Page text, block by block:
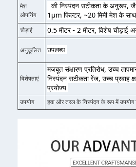
मेश
ओपनिंग
की निस्पंदन सटीकता के अनुरूप,
1μm फिल्टर, ~20 मिमी मेश के
चौड़ाई 0.5 मीटर - 2 मीटर, विशेष चौड़ाई
अनुकूलित उपलब्ध
विशेषताएं
मजबूत संक्षारण प्रतिरोध, उच्च
निस्पंदन सटीकता रेंज, उच्च प्रवाह
प्रयोज्य
उपयोग हवा और तरल के निस्पंदन के रूप में उपयोग